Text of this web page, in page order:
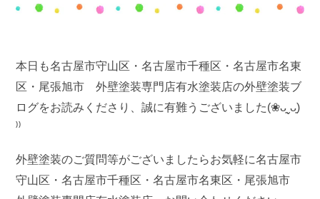
本日も名古屋市守山区・名古屋市千種区・名古屋市名東
区・尾張旭市 外壁塗装専門店有水塗装店の外壁塗装ブ
ログをお読みくださり、誠に有難うございました(❀ᴗ͈ˬᴗ͈)
⁾⁾
外壁塗装のご質問等がございましたらお気軽に名古屋市
守山区・名古屋市千種区・名古屋市名東区・尾張旭市